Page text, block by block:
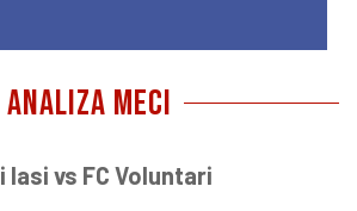
ANALIZA MECI
Iasi vs FC Voluntari